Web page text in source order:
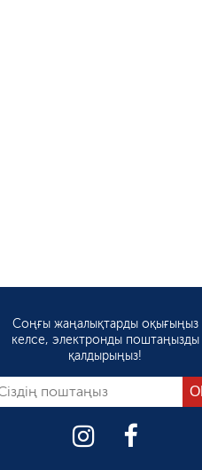
Соңғы жаңалықтарды оқығыңыз
келсе, электронды поштаңызды
қалдырыңыз!